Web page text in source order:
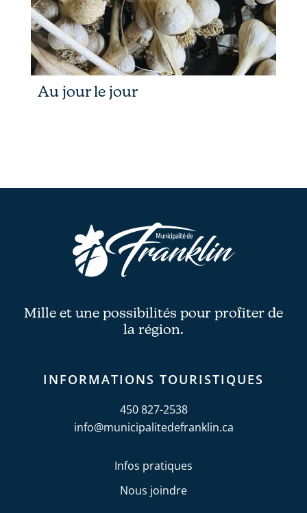
Au jour le jour
Mille et une possibilités pour profiter de
la région.
INFORMATIONS TOURISTIQUES
450 827-2538
info@municipalitedefranklin.ca
Infos pratiques
Nous joindre